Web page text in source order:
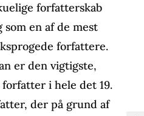
forfatterskab
en af de mest
forfattere.
er den vigtigste,
i hele det 19.
der på grund af